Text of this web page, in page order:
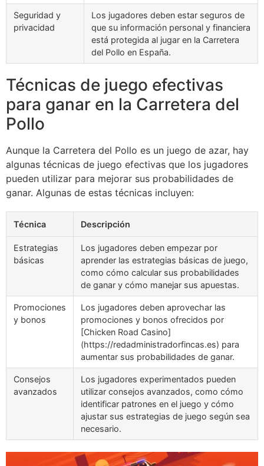
Seguridad y
privacidad
Los jugadores deben estar seguros de
que su información personal y financiera
está protegida al jugar en la Carretera
del Pollo en España.
Técnicas de juego efectivas
para ganar en la Carretera del
Pollo
Aunque la Carretera del Pollo es un juego de azar, hay
algunas técnicas de juego efectivas que los jugadores
pueden utilizar para mejorar sus probabilidades de
ganar. Algunas de estas técnicas incluyen:
Técnica Descripción
Estrategias
básicas
Los jugadores deben empezar por
aprender las estrategias básicas de juego,
como cómo calcular sus probabilidades
de ganar y cómo manejar sus apuestas.
Promociones
y bonos
Los jugadores deben aprovechar las
promociones y bonos ofrecidos por
[Chicken Road Casino]
(https://redadministradorfincas.es) para
aumentar sus probabilidades de ganar.
Consejos
avanzados
Los jugadores experimentados pueden
utilizar consejos avanzados, como cómo
identificar patrones en el juego y cómo
ajustar sus estrategias de juego según sea
necesario.